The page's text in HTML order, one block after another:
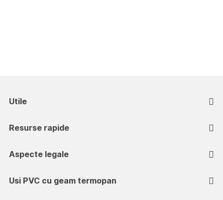
Utile
Resurse rapide
Aspecte legale
Usi PVC cu geam termopan